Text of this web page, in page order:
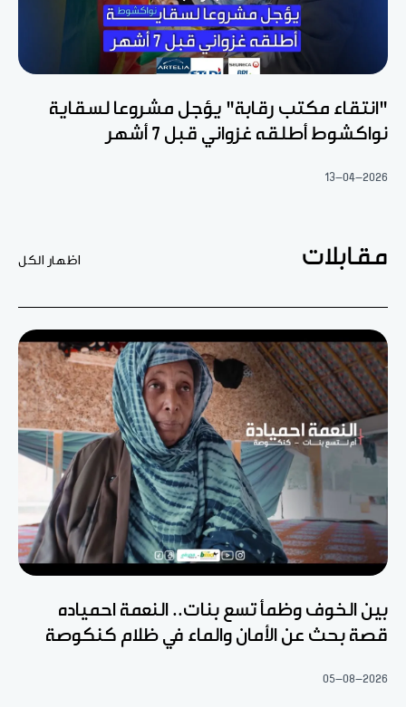
"انتقاء مكتب رقابة" يؤجل مشروعا لسقاية
نواكشوط أطلقه غزواني قبل 7 أشهر
13-04-2026
مقابلات اظهار الكل
بين الخوف وظمأ تسع بنات.. النعمة احمياده
قصة بحث عن الأمان والماء في ظلام كنكوصة
05-08-2026